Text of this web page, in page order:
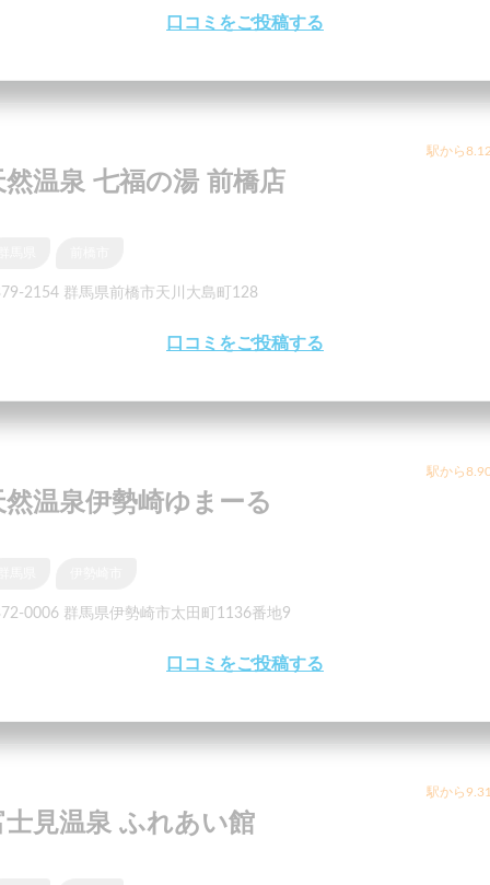
口コミをご投稿する
駅から
然温泉 七福の湯 前橋店
2154 群馬県前橋市天川大島町128
口コミをご投稿する
駅から
然温泉伊勢崎ゆまーる
0006 群馬県伊勢崎市太田町1136番地9
口コミをご投稿する
駅から
士見温泉 ふれあい館